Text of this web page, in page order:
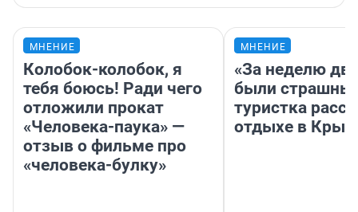
МНЕНИЕ
Колобок-колобок, я
тебя боюсь! Ради чего
отложили прокат
«Человека-паука» —
отзыв о фильме про
«человека-булку»
МНЕНИЕ
«За неделю
были
туристка
отдыхе в